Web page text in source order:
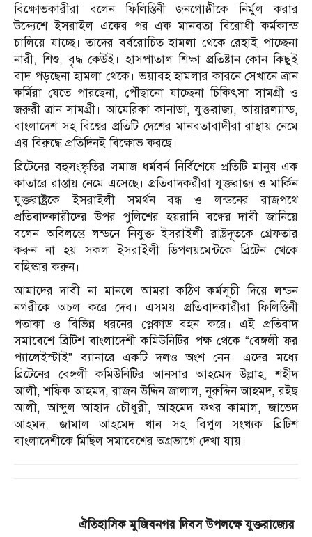
বিক্ষোভকারীরা বলেন ফিলিস্তিনী জনগোষ্ঠীকে নির্মুল করার
উদ্দ্যেশে ইসরাইল একের পর এক মানবতা বিরোধী কর্মকান্ড
চালিয়ে যাচ্ছে। তাদের বর্বরোচিত হামলা থেকে রেহাই পাচ্ছেনা
নারী, শিশু, বৃদ্ধ কেউই। হাসপাতাল শিক্ষা প্রতিষ্টান কোন কিছুই
বাদ পড়ছেনা হামলা থেকে। ভয়াবহ হামলার কারনে সেখানে ত্রান
কর্মিরা যেতে পারছেনা, পৌঁছানো যাচ্ছেনা চিকিৎসা সামগ্রী ও
জরুরী ত্রান সামগ্রী। আমেরিকা কানাডা, যুক্তরাজ্য, আয়ারল্যান্ড,
বাংলাদেশ সহ বিশ্বের প্রতিটি দেশের মানবতাবাদীরা রাস্থায় নেমে
এর বিরুদ্ধে প্রতিদিনই বিক্ষোভ করছে।
ব্রিটেনের বহুসংস্কৃতির সমাজ ধর্মবর্ন নির্বিশেষে প্রতিটি মানুষ এক
কাতারে রাস্তায় নেমে এসেছে। প্রতিবাদকরীরা যুক্তরাজ্য ও মার্কিন
যুক্তরাষ্ট্রকে ইসরাইলী সমর্থন বন্ধ ও লন্ডনের রাজপথে
প্রতিবাদকারীদের উপর পুলিশের হয়রানি বন্ধের দাবী জানিয়ে
বলেন অবিলম্ভে লন্ডনে নিযুক্ত ইসরাইলী রাষ্ট্রদূতকে গ্রেফতার
করুন না হয় সকল ইসরাইলী ডিপলয়মেন্টকে ব্রিটেন থেকে
বহিস্কার করুন।
আমাদের দাবী না মানলে আমরা কঠিণ কর্মসূচী দিয়ে লন্ডন
নগরীকে অচল করে দেব। এসময় প্রতিবাদকারীরা ফিলিস্তিনী
পতাকা ও বিভিন্ন ধরনের প্লেকাড বহন করে। এই প্রতিবাদ
সমাবেশে ব্রিটিশ বাংলাদেশী কমিউনিটির পক্ষ থেকে “বেঙ্গলী ফর
প্যালেইস্টাই” ব্যানারে একটি দলও অংশ নেন। এদের মধ্যে
ব্রিটেনের বেঙ্গলী কমিউনিটির আনসার আহমেদ উল্লাহ, শহীদ
আলী, শফিক আহমদ, রাজন উদ্দিন জালাল, নূরুদ্দিন আহমদ, রইছ
আলী, আব্দুল আহাদ চৌধুরী, আহমেদ ফখর কামাল, জাভেদ
আহমদ, জামাল আহমেদ খান সহ বিপুল সংখ্যক ব্রিটিশ
বাংলাদেশীকে মিছিল সমাবেশের অগ্রভাগে দেখা যায়।
ঐতিহাসিক মুজিবনগর দিবস উপলক্ষে যুক্তরাজ্যের